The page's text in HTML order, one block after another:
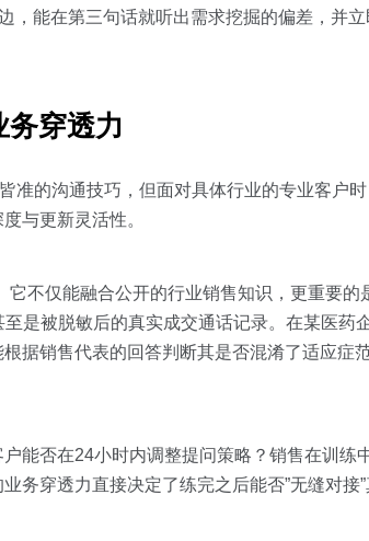
，能在第三句话就听出需求挖掘的偏差，并
穿透力
的沟通技巧，但面对具体行业的专业客户
与更新灵活性。
不仅能融合公开的行业销售知识，更重要的
是被脱敏后的真实成交通话记录。在某医药
据销售代表的回答判断其是否混淆了适应
能否在24小时内调整提问策略？销售在训练
穿透力直接决定了练完之后能否”无缝对接”